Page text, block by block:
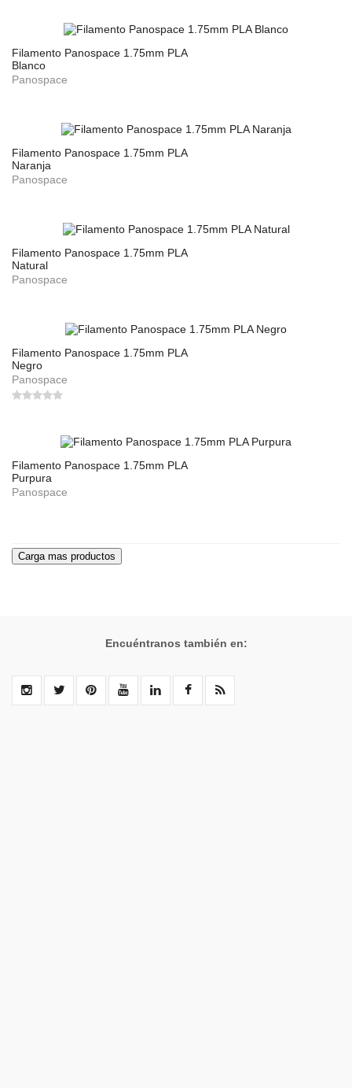
Filamento Panospace 1.75mm PLA
Blanco
Panospace
Filamento Panospace 1.75mm PLA
Naranja
Panospace
Filamento Panospace 1.75mm PLA
Natural
Panospace
Filamento Panospace 1.75mm PLA
Negro
Panospace
Filamento Panospace 1.75mm PLA
Purpura
Panospace
Encuéntranos también en: